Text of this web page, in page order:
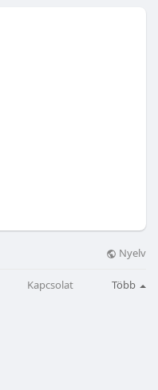
Nyelv
Kapcsolat Több